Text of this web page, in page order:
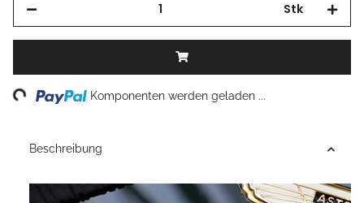
Stk
Loading... Komponenten werden geladen ...
Beschreibung